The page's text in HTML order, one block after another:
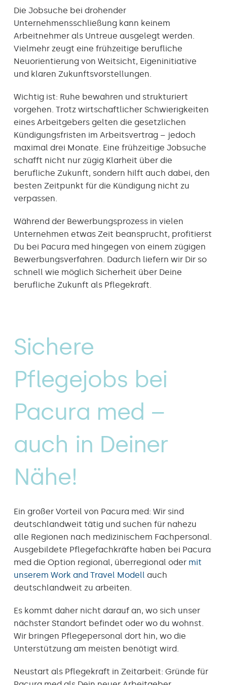
Die Jobsuche bei drohender
Unternehmensschließung kann keinem
Arbeitnehmer als Untreue ausgelegt werden.
Vielmehr zeugt eine frühzeitige berufliche
Neuorientierung von Weitsicht, Eigeninitiative
und klaren Zukunftsvorstellungen.
Wichtig ist: Ruhe bewahren und strukturiert
vorgehen. Trotz wirtschaftlicher Schwierigkeiten
eines Arbeitgebers gelten die gesetzlichen
Kündigungsfristen im Arbeitsvertrag – jedoch
maximal drei Monate. Eine frühzeitige Jobsuche
schafft nicht nur zügig Klarheit über die
berufliche Zukunft, sondern hilft auch dabei, den
besten Zeitpunkt für die Kündigung nicht zu
verpassen.
Während der Bewerbungsprozess in vielen
Unternehmen etwas Zeit beansprucht, profitierst
Du bei Pacura med hingegen von einem zügigen
Bewerbungsverfahren. Dadurch liefern wir Dir so
schnell wie möglich Sicherheit über Deine
berufliche Zukunft als Pflegekraft.
Sichere
Pflegejobs bei
Pacura med –
auch in Deiner
Nähe!
Ein großer Vorteil von Pacura med: Wir sind
deutschlandweit tätig und suchen für nahezu
alle Regionen nach medizinischem Fachpersonal.
Ausgebildete Pflegefachkräfte haben bei Pacura
med die Option regional, überregional oder mit
unserem Work and Travel Modell auch
deutschlandweit zu arbeiten.
Es kommt daher nicht darauf an, wo sich unser
nächster Standort befindet oder wo du wohnst.
Wir bringen Pflegepersonal dort hin, wo die
Unterstützung am meisten benötigt wird.
Neustart als Pflegekraft in Zeitarbeit: Gründe für